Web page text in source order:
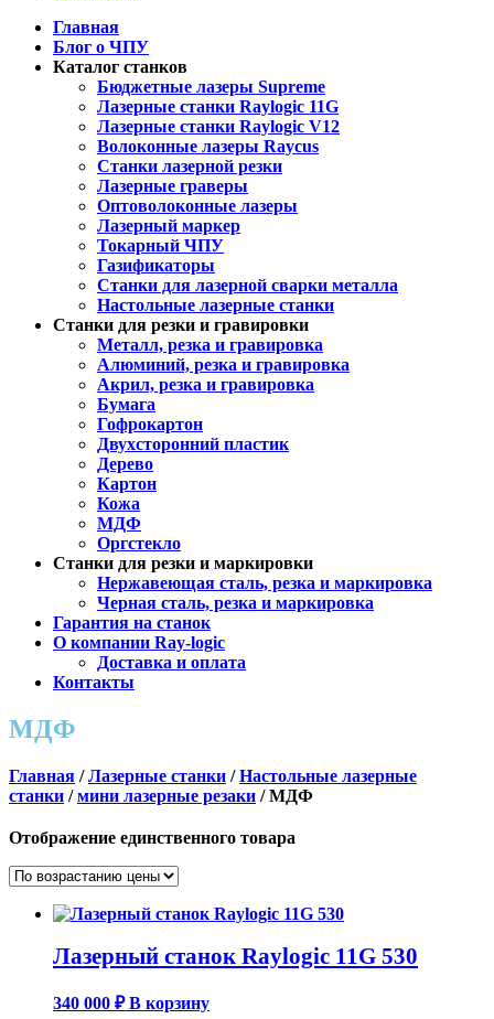
Главная
Блог о ЧПУ
Каталог станков
Бюджетные лазеры Supreme
Лазерные станки Raylogic 11G
Лазерные станки Raylogic V12
Волоконные лазеры Raycus
Станки лазерной резки
Лазерные граверы
Оптоволоконные лазеры
Лазерный маркер
Токарный ЧПУ
Газификаторы
Cтанки для лазерной сварки металла
Настольные лазерные станки
Станки для резки и гравировки
Металл, резка и гравировка
Алюминий, резка и гравировка
Акрил, резка и гравировка
Бумага
Гофрокартон
Двухсторонний пластик
Дерево
Картон
Кожа
МДФ
Оргстекло
Станки для резки и маркировки
Нержавеющая сталь, резка и маркировка
Черная сталь, резка и маркировка
Гарантия на станок
О компании Ray-logic
Доставка и оплата
Контакты
МДФ
Главная /Лазерные станки /Настольные лазерные
станки /мини лазерные резаки / МДФ
Отображение единственного товара
Лазерный станок Raylogic 11G 530
340 000 ₽ В корзину